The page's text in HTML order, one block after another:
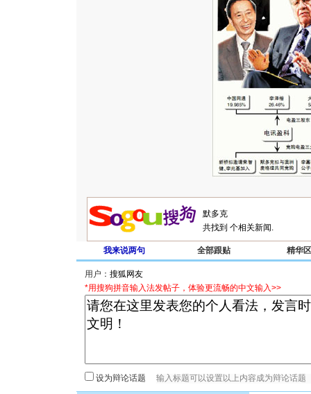
共找到 个相关新闻.
我来说两句 全部跟贴 精华区
用户：
*用搜狗拼音输入法发帖子，体验更流畅的中文输入>>
设为辩论话题